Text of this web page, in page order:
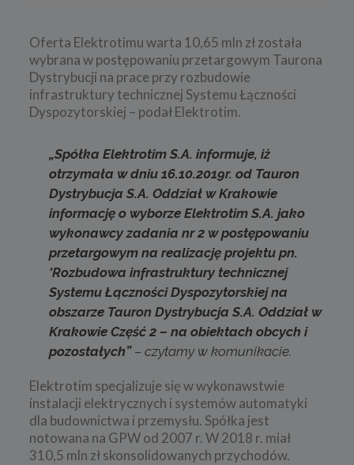
Oferta Elektrotimu warta 10,65 mln zł została
wybrana w postępowaniu przetargowym Taurona
Dystrybucji na prace przy rozbudowie
infrastruktury technicznej Systemu Łączności
Dyspozytorskiej – podał Elektrotim.
„Spółka Elektrotim S.A. informuje, iż
otrzymała w dniu 16.10.2019r. od Tauron
Dystrybucja S.A. Oddział w Krakowie
informację o wyborze Elektrotim S.A. jako
wykonawcy zadania nr 2 w postępowaniu
przetargowym na realizację projektu pn.
'Rozbudowa infrastruktury technicznej
Systemu Łączności Dyspozytorskiej na
obszarze Tauron Dystrybucja S.A. Oddział w
Krakowie Część 2 – na obiektach obcych i
pozostałych”– czytamy w komunikacie.
Elektrotim specjalizuje się w wykonawstwie
instalacji elektrycznych i systemów automatyki
dla budownictwa i przemysłu. Spółka jest
notowana na GPW od 2007 r. W 2018 r. miał
310,5 mln zł skonsolidowanych przychodów.